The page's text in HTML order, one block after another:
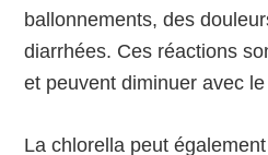
ballonnements, des
diarrhées. Ces réactions
et peuvent diminuer avec
La chlorella peut